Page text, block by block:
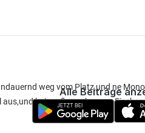
weg vom Platz,und ne
bei großen schweren
Alle Beiträge